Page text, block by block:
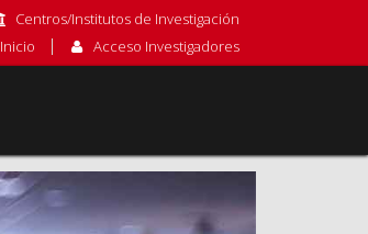
Centros/Institutos de Investigación
Inicio
Acceso Investigadores